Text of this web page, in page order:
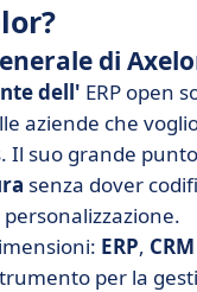
prossimo
di
dell' ERP open
aziende che
Il suo grande
senza dover
ERP, CRM
per la